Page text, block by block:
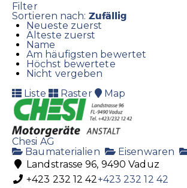
Filter
Sortieren nach: Zufällig
Neueste zuerst
Älteste zuerst
Name
Am häufigsten bewertet
Höchst bewertete
Nicht vergeben
Liste
Raster Map
Chesi AG
Baumaterialien
Eisenwaren
Landstrasse 96, 9490 Vaduz
+423 232 12 42+423 232 12 42